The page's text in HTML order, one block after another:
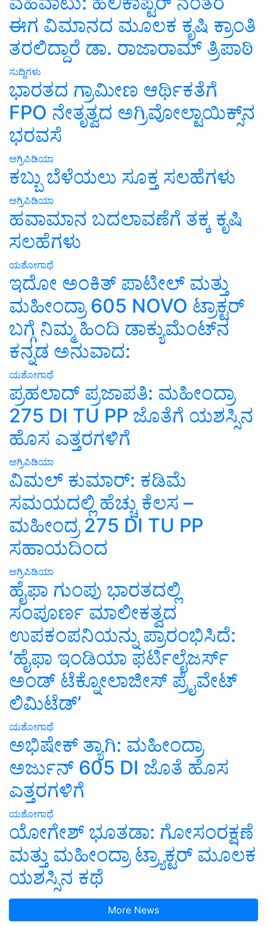
ಈಗ ವಿಮಾನದ ಮೂಲಕ ಕೃಷಿ ಕ್ರಾಂತಿ
ತರಲಿದ್ದಾರೆ ಡಾ. ರಾಜಾರಾಮ್ ತ್ರಿಪಾಠಿ
ಸುದ್ದಿಗಳು
ಭಾರತದ ಗ್ರಾಮೀಣ ಆರ್ಥಿಕತೆಗೆ
FPO ನೇತೃತ್ವದ ಅಗ್ರಿವೋಲ್ಟಾಯಿಕ್ಸ್‌ನ
ಭರವಸೆ
ಅಗ್ರಿಪಿಡಿಯಾ
ಕಬ್ಬು ಬೆಳೆಯಲು ಸೂಕ್ತ ಸಲಹೆಗಳು
ಅಗ್ರಿಪಿಡಿಯಾ
ಹವಾಮಾನ ಬದಲಾವಣೆಗೆ ತಕ್ಕ ಕೃಷಿ
ಸಲಹೆಗಳು
ಯಶೋಗಾಥೆ
ಇದೋ ಅಂಕಿತ್ ಪಾಟೀಲ್ ಮತ್ತು
ಮಹೀಂದ್ರಾ 605 NOVO ಟ್ರಾಕ್ಟರ್
ಬಗ್ಗೆ ನಿಮ್ಮ ಹಿಂದಿ ಡಾಕ್ಯುಮೆಂಟ್‌ನ
ಕನ್ನಡ ಅನುವಾದ:
ಯಶೋಗಾಥೆ
ಪ್ರಹಲಾದ್ ಪ್ರಜಾಪತಿ: ಮಹೀಂದ್ರಾ
275 DI TU PP ಜೊತೆಗೆ ಯಶಸ್ಸಿನ
ಹೊಸ ಎತ್ತರಗಳಿಗೆ
ಅಗ್ರಿಪಿಡಿಯಾ
ವಿಮಲ್ ಕುಮಾರ್: ಕಡಿಮೆ
ಸಮಯದಲ್ಲಿ ಹೆಚ್ಚು ಕೆಲಸ –
ಮಹೀಂದ್ರ 275 DI TU PP
ಸಹಾಯದಿಂದ
ಅಗ್ರಿಪಿಡಿಯಾ
ಹೈಫಾ ಗುಂಪು ಭಾರತದಲ್ಲಿ
ಸಂಪೂರ್ಣ ಮಾಲೀಕತ್ವದ
ಉಪಕಂಪನಿಯನ್ನು ಪ್ರಾರಂಭಿಸಿದೆ:
‘ಹೈಫಾ ಇಂಡಿಯಾ ಫರ್ಟಿಲೈಜರ್ಸ್
ಅಂಡ್ ಟೆಕ್ನೋಲಾಜೀಸ್ ಪ್ರೈವೇಟ್
ಲಿಮಿಟೆಡ್’
ಯಶೋಗಾಥೆ
ಅಭಿಷೇಕ್ ತ್ಯಾಗಿ: ಮಹೀಂದ್ರಾ
ಅರ್ಜುನ್ 605 DI ಜೊತೆ ಹೊಸ
ಎತ್ತರಗಳಿಗೆ
ಯಶೋಗಾಥೆ
ಯೋಗೇಶ್ ಭೂತಡಾ: ಗೋಸಂರಕ್ಷಣೆ
ಮತ್ತು ಮಹೀಂದ್ರಾ ಟ್ರ್ಯಾಕ್ಟರ್ ಮೂಲಕ
ಯಶಸ್ಸಿನ ಕಥೆ
More News